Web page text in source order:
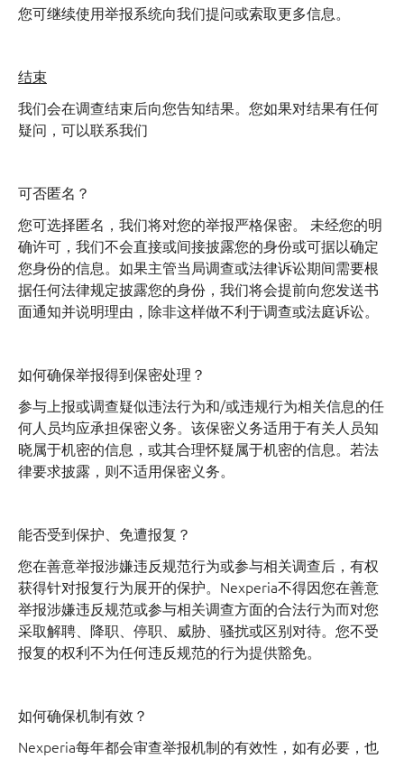
您可继续使用举报系统向我们提问或索取更多信息。
结束
我们会在调查结束后向您告知结果。您如果对结果有任何
疑问，可以联系我们
可否匿名？
您可选择匿名，我们将对您的举报严格保密。 未经您的明
确许可，我们不会直接或间接披露您的身份或可据以确定
您身份的信息。如果主管当局调查或法律诉讼期间需要根
据任何法律规定披露您的身份，我们将会提前向您发送书
面通知并说明理由，除非这样做不利于调查或法庭诉讼。
如何确保举报得到保密处理？
参与上报或调查疑似违法行为和/或违规行为相关信息的任
何人员均应承担保密义务。该保密义务适用于有关人员知
晓属于机密的信息，或其合理怀疑属于机密的信息。若法
律要求披露，则不适用保密义务。
能否受到保护、免遭报复？
您在善意举报涉嫌违反规范行为或参与相关调查后，有权
获得针对报复行为展开的保护。Nexperia不得因您在善意
举报涉嫌违反规范或参与相关调查方面的合法行为而对您
采取解聘、降职、停职、威胁、骚扰或区别对待。您不受
报复的权利不为任何违反规范的行为提供豁免。
如何确保机制有效？
Nexperia每年都会审查举报机制的有效性，如有必要，也